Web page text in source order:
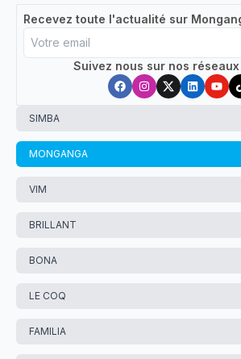
Recevez toute l'actualité sur
Suivez nous sur nos
SIMBA
MONGANGA
VIM
BRILLANT
BONA
LE COQ
FAMILIA